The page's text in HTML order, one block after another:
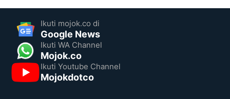
Ikuti mojok.co di
Google News
Ikuti WA Channel
Mojok.co
Ikuti Youtube Channel
Mojokdotco